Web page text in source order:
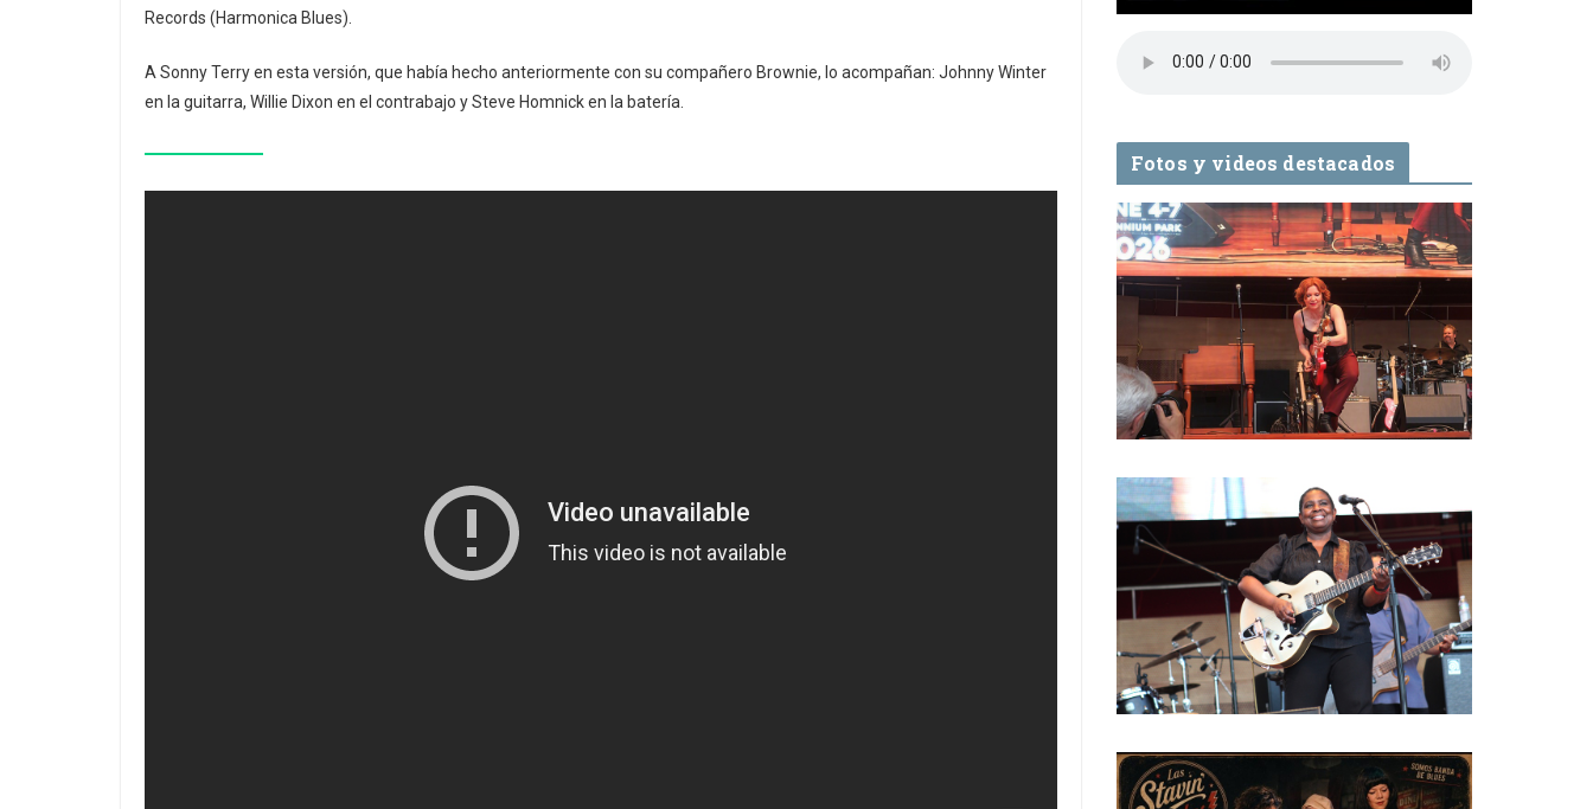
Records (Harmonica Blues).
A Sonny Terry en esta versión, que había hecho anteriormente con su compañero Brownie, lo acompañan: Johnny Winter
en la guitarra, Willie Dixon en el contrabajo y Steve Homnick en la batería.
Fotos y videos destacados